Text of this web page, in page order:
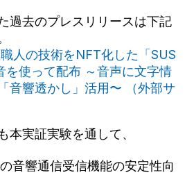
過去のプレスリリースは下記
⼈の技術をNFT化した「SUS
を使って配布 ～音声に文字情
音響透かし」活用〜 （外部サ
本実証実験を通して、
音響通信受信機能の安定性向